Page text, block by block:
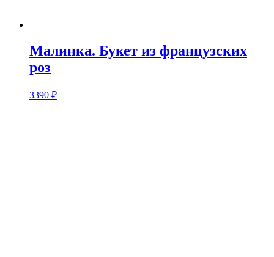
Малинка. Букет из французских
роз
3390 ₽